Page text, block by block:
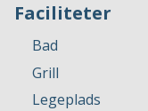
Faciliteter
Bad
Grill
Legeplads